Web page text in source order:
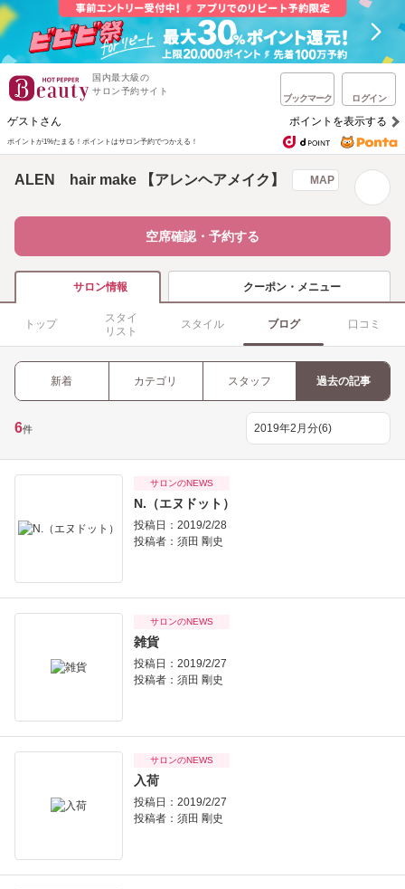
国内最大級の
サロン予約サイト
ブックマーク ログイン
ゲストさん ポイントを表示する
ポイントが1%たまる！ ポイントはサロン予約でつかえる！
ALEN hair make 【アレンヘアメイク】 MAP
空席確認・予約する
サロン情報 クーポン・メニュー
トップ
スタイ
リスト
スタイル ブログ 口コミ
新着 カテゴリ スタッフ 過去の記事
6件
サロンのNEWS
N.（エヌドット）
投稿日：2019/2/28
投稿者： 須田 剛史
サロンのNEWS
雑貨
投稿日：2019/2/27
投稿者： 須田 剛史
サロンのNEWS
入荷
投稿日：2019/2/27
投稿者： 須田 剛史